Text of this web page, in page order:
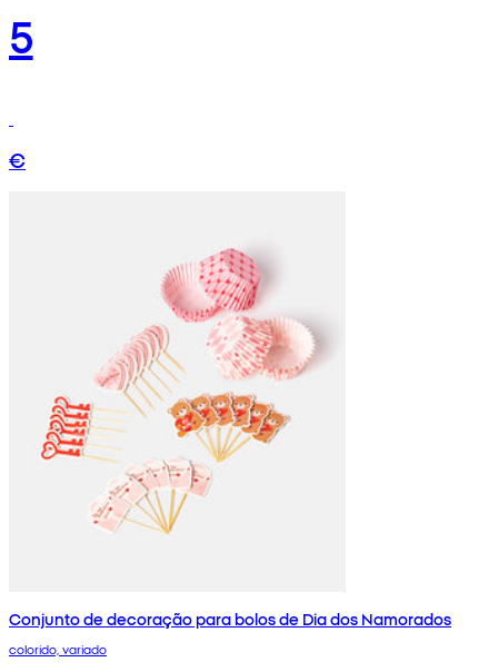
5
€
Conjunto de decoração para bolos de Dia dos Namorados
colorido, variado